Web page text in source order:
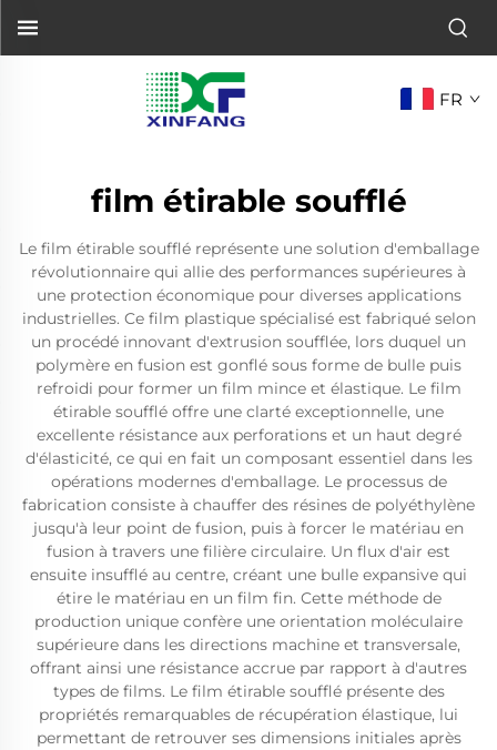
FR
film étirable soufflé
Le film étirable soufflé représente une solution d'emballage
révolutionnaire qui allie des performances supérieures à
une protection économique pour diverses applications
industrielles. Ce film plastique spécialisé est fabriqué selon
un procédé innovant d'extrusion soufflée, lors duquel un
polymère en fusion est gonflé sous forme de bulle puis
refroidi pour former un film mince et élastique. Le film
étirable soufflé offre une clarté exceptionnelle, une
excellente résistance aux perforations et un haut degré
d'élasticité, ce qui en fait un composant essentiel dans les
opérations modernes d'emballage. Le processus de
fabrication consiste à chauffer des résines de polyéthylène
jusqu'à leur point de fusion, puis à forcer le matériau en
fusion à travers une filière circulaire. Un flux d'air est
ensuite insufflé au centre, créant une bulle expansive qui
étire le matériau en un film fin. Cette méthode de
production unique confère une orientation moléculaire
supérieure dans les directions machine et transversale,
offrant ainsi une résistance accrue par rapport à d'autres
types de films. Le film étirable soufflé présente des
propriétés remarquables de récupération élastique, lui
permettant de retrouver ses dimensions initiales après